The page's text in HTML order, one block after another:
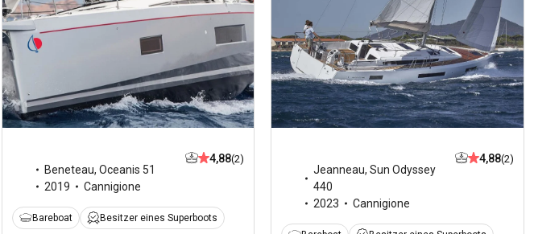
Beneteau, Oceanis 51
2019
Cannigione
4,88(2)
Bareboat Besitzer eines Superboots
Jeanneau,Sun Odyssey
440
2023
Cannigione
4,88(2)